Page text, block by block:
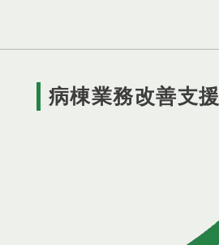
病棟業務改善支援